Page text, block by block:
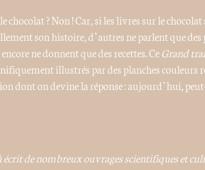
chocolat ? Non ! Car, si les livres sur le
son histoire, d’autres ne parlent que
ne donnent que des recettes. CeGrand
illustrés par des planches couleurs
dont on devine la réponse : aujourd’hui,
écrit de nombreux ouvrages scientifiques et